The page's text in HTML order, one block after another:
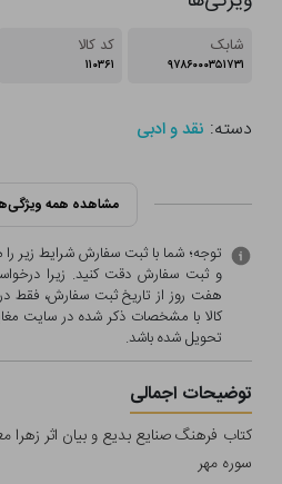
شابک
۹۷۸۶۰۰۰۳۵۱۷۳۱
کد کالا
۱۱۰۳۶۱
دسته: نقد و ادبی
مشاهده همه
توجه؛ شما با ثبت سفارش شرایط زیر
و ثبت سفارش دقت کنید. زیرا
هفت روز از تاریخ ثبت سفارش، فقط
کالا با مشخصات ذکر شده در سایت
تحویل شده باشد.
توضیحات اجمالی
کتاب فرهنگ صنایع بدیع و بیان اثر
سوره مهر